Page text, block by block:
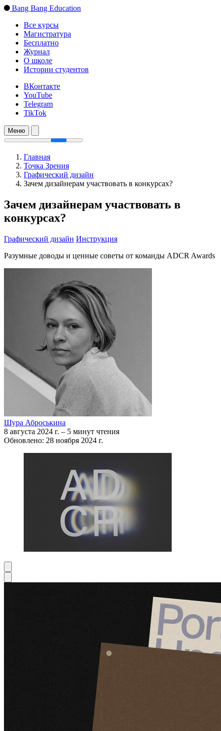
Bang Bang Education
Все курсы
Магистратура
Бесплатно
Журнал
О школе
Истории студентов
ВКонтакте
YouTube
Telegram
TikTok
Меню
Главная
Точка Зрения
Графический дизайн
Зачем дизайнерам участвовать в конкурсах?
Зачем дизайнерам участвовать в
конкурсах?
Графический дизайн Инструкция
Разумные доводы и ценные советы от команды ADCR Awards
Шура Аброськина
8 августа 2024 г. – 5 минут чтения
Обновлено: 28 ноября 2024 г.